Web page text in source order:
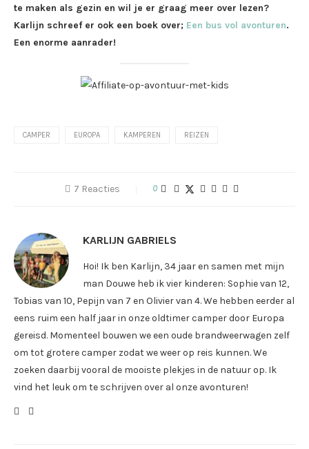
te maken als gezin en wil je er graag meer over lezen?
Karlijn schreef er ook een boek over; Een bus vol avonturen.
Een enorme aanrader!
CAMPER EUROPA KAMPEREN REIZEN
7 Reacties 0
KARLIJN GABRIELS
Hoi! Ik ben Karlijn, 34 jaar en samen met mijn
man Douwe heb ik vier kinderen: Sophie van 12,
Tobias van 10, Pepijn van 7 en Olivier van 4. We hebben eerder al
eens ruim een half jaar in onze oldtimer camper door Europa
gereisd. Momenteel bouwen we een oude brandweerwagen zelf
om tot grotere camper zodat we weer op reis kunnen. We
zoeken daarbij vooral de mooiste plekjes in de natuur op. Ik
vind het leuk om te schrijven over al onze avonturen!